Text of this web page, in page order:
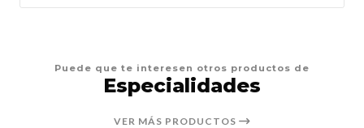
Puede que te interesen otros productos de
Especialidades
VER MÁS PRODUCTOS